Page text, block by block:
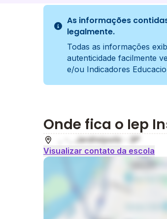
As informações
legalmente.
Todas as informações
autenticidade facilmente
e/ou Indicadores
Onde fica o Iep
, - , Jardinópolis - SP
Visualizar contato da escola